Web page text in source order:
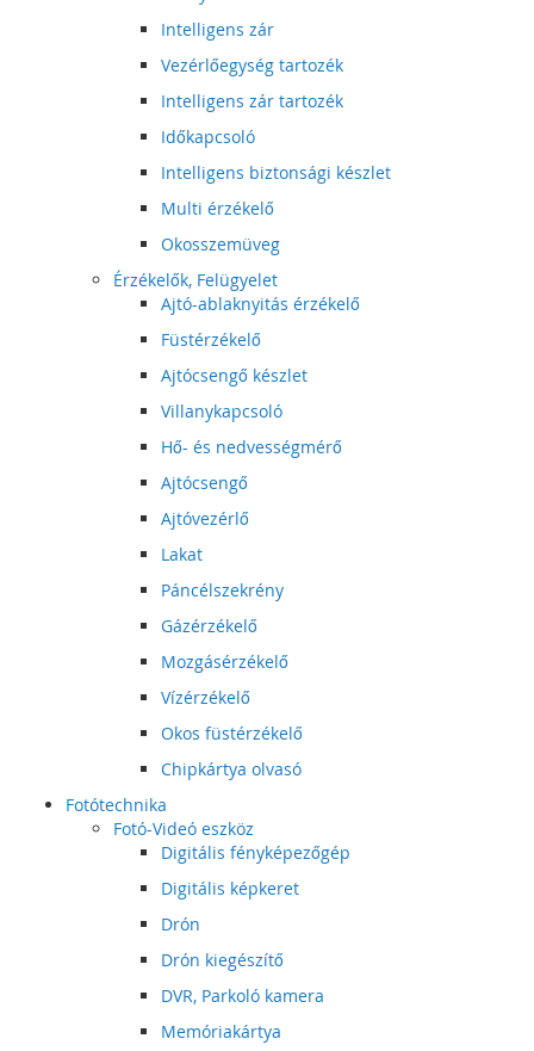
Intelligens zár
Vezérlőegység tartozék
Intelligens zár tartozék
Időkapcsoló
Intelligens biztonsági készlet
Multi érzékelő
Okosszemüveg
Érzékelők, Felügyelet
Ajtó-ablaknyitás érzékelő
Füstérzékelő
Ajtócsengő készlet
Villanykapcsoló
Hő- és nedvességmérő
Ajtócsengő
Ajtóvezérlő
Lakat
Páncélszekrény
Gázérzékelő
Mozgásérzékelő
Vízérzékelő
Okos füstérzékelő
Chipkártya olvasó
Fotótechnika
Fotó-Videó eszköz
Digitális fényképezőgép
Digitális képkeret
Drón
Drón kiegészítő
DVR, Parkoló kamera
Memóriakártya